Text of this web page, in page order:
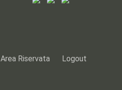
Area Riservata Logout